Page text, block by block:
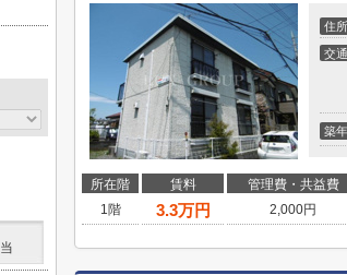
住所
交通
築年
所在階 賃料 管理費・共益費
1階
3.3万円 2,000円